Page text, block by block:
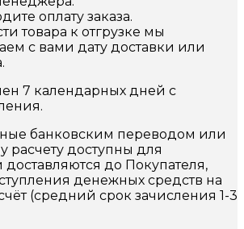
оплату заказа.
товара к отгрузке мы
с вами дату доставки или
7 календарных дней с
банковским переводом или
расчету доступны для
до Покупателя,
денежных средств на
(средний срок зачисления 1-3